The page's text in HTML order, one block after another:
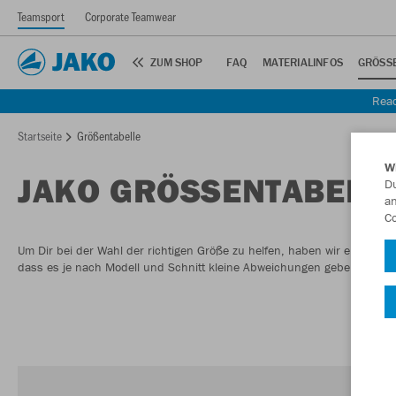
Teamsport Corporate Teamwear
ZUM SHOP FAQ MATERIALINFOS
Startseite Größentabelle
JAKO
Um Dir bei der Wahl der richtigen Größe zu helfen, haben wir eine
dass es je nach Modell und Schnitt kleine Abweichungen geben kann.